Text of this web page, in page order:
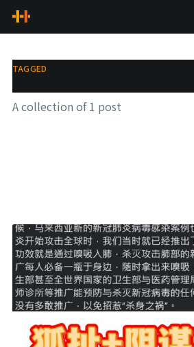
TAGGED
A collection of 1 post